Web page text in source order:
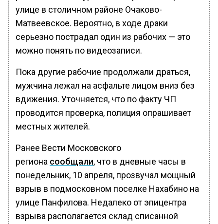
улице в столичном районе Очаково-
Матвеевское. Вероятно, в ходе драки
серьезно пострадал один из рабочих — это
можно понять по видеозаписи.
Пока другие рабочие продолжали драться,
мужчина лежал на асфальте лицом вниз без
вдижения. Уточняется, что по факту ЧП
проводится проверка, полиция опрашивает
местных жителей.
Ранее Вести Московского
региона сообщали, что в дневные часы в
понедельник, 10 апреля, прозвучал мощный
взрыв в подмосковном поселке Нахабино на
улице Панфилова. Недалеко от эпицентра
взрыва располагается склад списанной